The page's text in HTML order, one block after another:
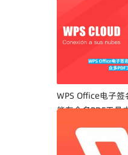
WPS Office电子
能在众多PDF工具